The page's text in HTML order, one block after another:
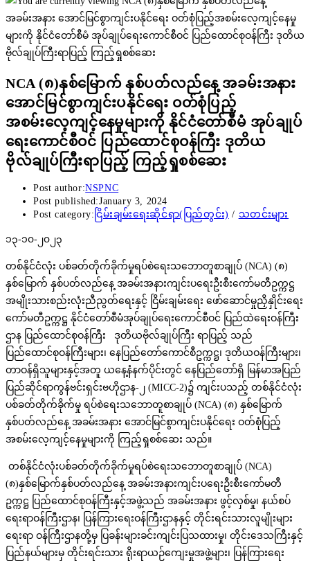
NCA (၈)နှစ်မြောက် နှစ်ပတ်လည်နေ့ အခမ်းအနား
အောင်မြင်စွာကျင်းပနိုင်ရေး ဝတ်စုံပြည့်
အစမ်းလေ့ကျင့်နေမှုများကို နိုင်ငံတော်စီမံ အုပ်ချုပ်
ရေးကောင်စီဝင် ပြည်ထောင်စုဝန်ကြီး ဒုတိယ
ဗိုလ်ချုပ်ကြီးရာပြည့် ကြည့်ရှုစစ်ဆေး
Post author:NSPNC
Post published:January 3, 2024
Post category: ငြိမ်းချမ်းရေးဆိုင်ရာ(ပြည်တွင်း) / သတင်းများ
၁၃-၁၀-၂၀၂၃
တစ်နိုင်ငံလုံး ပစ်ခတ်တိုက်ခိုက်မှုရပ်စဲရေးသဘောတူစာချုပ် (NCA) (၈)
နှစ်မြောက် နှစ်ပတ်လည်နေ့ အခမ်းအနားကျင်းပရေးဦးစီးကော်မတီဥက္ကဋ္ဌ
အမျိုးသားစည်းလုံးညီညွတ်ရေးနှင့် ငြိမ်းချမ်းရေး ဖော်ဆောင်မှုညှိနှိုင်းရေး
ကော်မတီဥက္ကဋ္ဌ နိုင်ငံတော်စီမံအုပ်ချုပ်ရေးကောင်စီဝင် ပြည်ထဲရေးဝန်ကြီး
ဌာန ပြည်ထောင်စုဝန်ကြီး ဒုတိယဗိုလ်ချုပ်ကြီး ရာပြည့် သည်
ပြည်ထောင်စုဝန်ကြီးများ၊ နေပြည်တော်ကောင်စီဥက္ကဋ္ဌ၊ ဒုတိယဝန်ကြီးများ၊
တာဝန်ရှိသူများနှင့်အတူ ယနေ့နံနက်ပိုင်းတွင် နေပြည်တော်ရှိ မြန်မာအပြည်
ပြည်ဆိုင်ရာကွန်ဗင်းရှင်းဗဟိုဌာန-၂ (MICC-2)၌ ကျင်းပသည့် တစ်နိုင်ငံလုံး
ပစ်ခတ်တိုက်ခိုက်မှု ရပ်စဲရေးသဘောတူစာချုပ် (NCA) (၈) နှစ်မြောက်
နှစ်ပတ်လည်နေ့ အခမ်းအနား အောင်မြင်စွာကျင်းပနိုင်ရေး ဝတ်စုံပြည့်
အစမ်းလေ့ကျင့်နေမှုများကို ကြည့်ရှုစစ်ဆေး သည်။
တစ်နိုင်ငံလုံးပစ်ခတ်တိုက်ခိုက်မှုရပ်စဲရေးသဘောတူစာချုပ် (NCA)
(၈)နှစ်မြောက်နှစ်ပတ်လည်နေ့ အခမ်းအနားကျင်းပရေးဦးစီးကော်မတီ
ဥက္ကဋ္ဌ ပြည်ထောင်စုဝန်ကြီးနှင့်အဖွဲ့သည် အခမ်းအနား ဖွင့်လှစ်မှု၊ နယ်စပ်
ရေးရာဝန်ကြီးဌာန၊ ပြန်ကြားရေးဝန်ကြီးဌာနနှင့် တိုင်းရင်းသားလူမျိုးများ
ရေးရာ ဝန်ကြီးဌာနတို့မှ ပြခန်းများခင်းကျင်းပြသထားမှု၊ တိုင်းဒေသကြီးနှင့်
ပြည်နယ်များမှ တိုင်းရင်းသား ရိုးရာယဉ်ကျေးမှုအဖွဲ့များ၊ ပြန်ကြားရေး